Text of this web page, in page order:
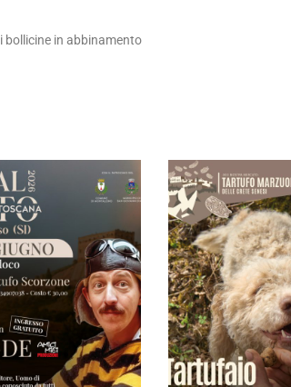
bollicine in abbinamento